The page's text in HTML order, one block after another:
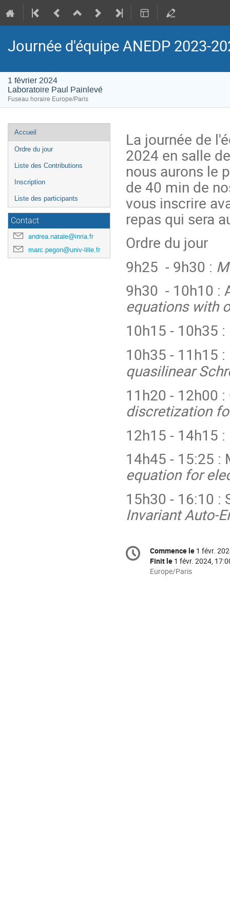
Journée d'équipe ANEDP 2023-
1 février 2024
Laboratoire Paul Painlevé
Fuseau horaire Europe/Paris
Menu
de
l'événement
Accueil
Ordre du jour
Liste des Contributions
Inscription
Liste des participants
Contact
andrea.natale@inria.fr
marc.pegon@univ-lille.fr
La journée de
2024 en salle
nous aurons le
de 40 min de
vous inscrire
repas qui sera
Ordre du jour
9h25 - 9h30 :
9h30 - 10h10 :
equations with
10h15 - 10h35 :
10h35 - 11h15 :
quasilinear
11h20 - 12h00
discretization
12h15 - 14h15
14h45 - 15:25 :
equation for
15h30 - 16:10 :
Invariant Auto-
Information
de
Date/Heure
Commence le 1 févr.
Finit le 1 févr. 2024,
Toutes
Europe/Paris